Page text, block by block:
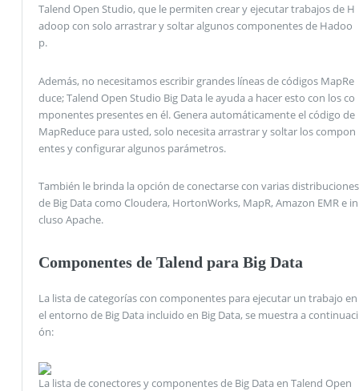
Talend Open Studio, que le permiten crear y ejecutar trabajos de H
adoop con solo arrastrar y soltar algunos componentes de Hadoo
p.
Además, no necesitamos escribir grandes líneas de códigos MapRe
duce; Talend Open Studio Big Data le ayuda a hacer esto con los co
mponentes presentes en él. Genera automáticamente el código de
MapReduce para usted, solo necesita arrastrar y soltar los compon
entes y configurar algunos parámetros.
También le brinda la opción de conectarse con varias distribuciones
de Big Data como Cloudera, HortonWorks, MapR, Amazon EMR e in
cluso Apache.
Componentes de Talend para Big Data
La lista de categorías con componentes para ejecutar un trabajo en
el entorno de Big Data incluido en Big Data, se muestra a continuaci
ón:
La lista de conectores y componentes de Big Data en Talend Open